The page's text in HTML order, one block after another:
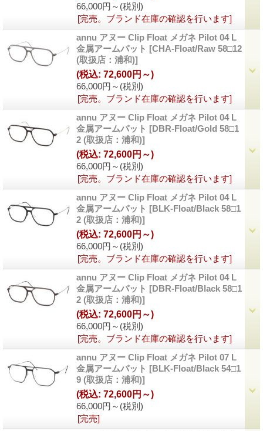
66,000円～ (税別)
[完売。ブランド在庫の確認を行います]
annu アヌー Clip Float メガネ Pilot 04 L
金属アームパット [CHA-Float/Raw 58□12
(取扱店：浦和)]
66,000円～ (税別)
(税込: 72,600円～)
[完売。ブランド在庫の確認を行います]
annu アヌー Clip Float メガネ Pilot 04 L
金属アームパット [DBR-Float/Gold 58□1
2 (取扱店：浦和)]
66,000円～ (税別)
(税込: 72,600円～)
[完売。ブランド在庫の確認を行います]
annu アヌー Clip Float メガネ Pilot 04 L
金属アームパット [BLK-Float/Black 58□1
2 (取扱店：浦和)]
66,000円～ (税別)
(税込: 72,600円～)
[完売。ブランド在庫の確認を行います]
annu アヌー Clip Float メガネ Pilot 04 L
金属アームパット [DBR-Float/Black 58□1
2 (取扱店：浦和)]
66,000円～ (税別)
(税込: 72,600円～)
[完売。ブランド在庫の確認を行います]
annu アヌー Clip Float メガネ Pilot 07 L
金属アームパット [BLK-Float/Black 54□1
9 (取扱店：浦和)]
66,000円～ (税別)
(税込: 72,600円～)
[完売]